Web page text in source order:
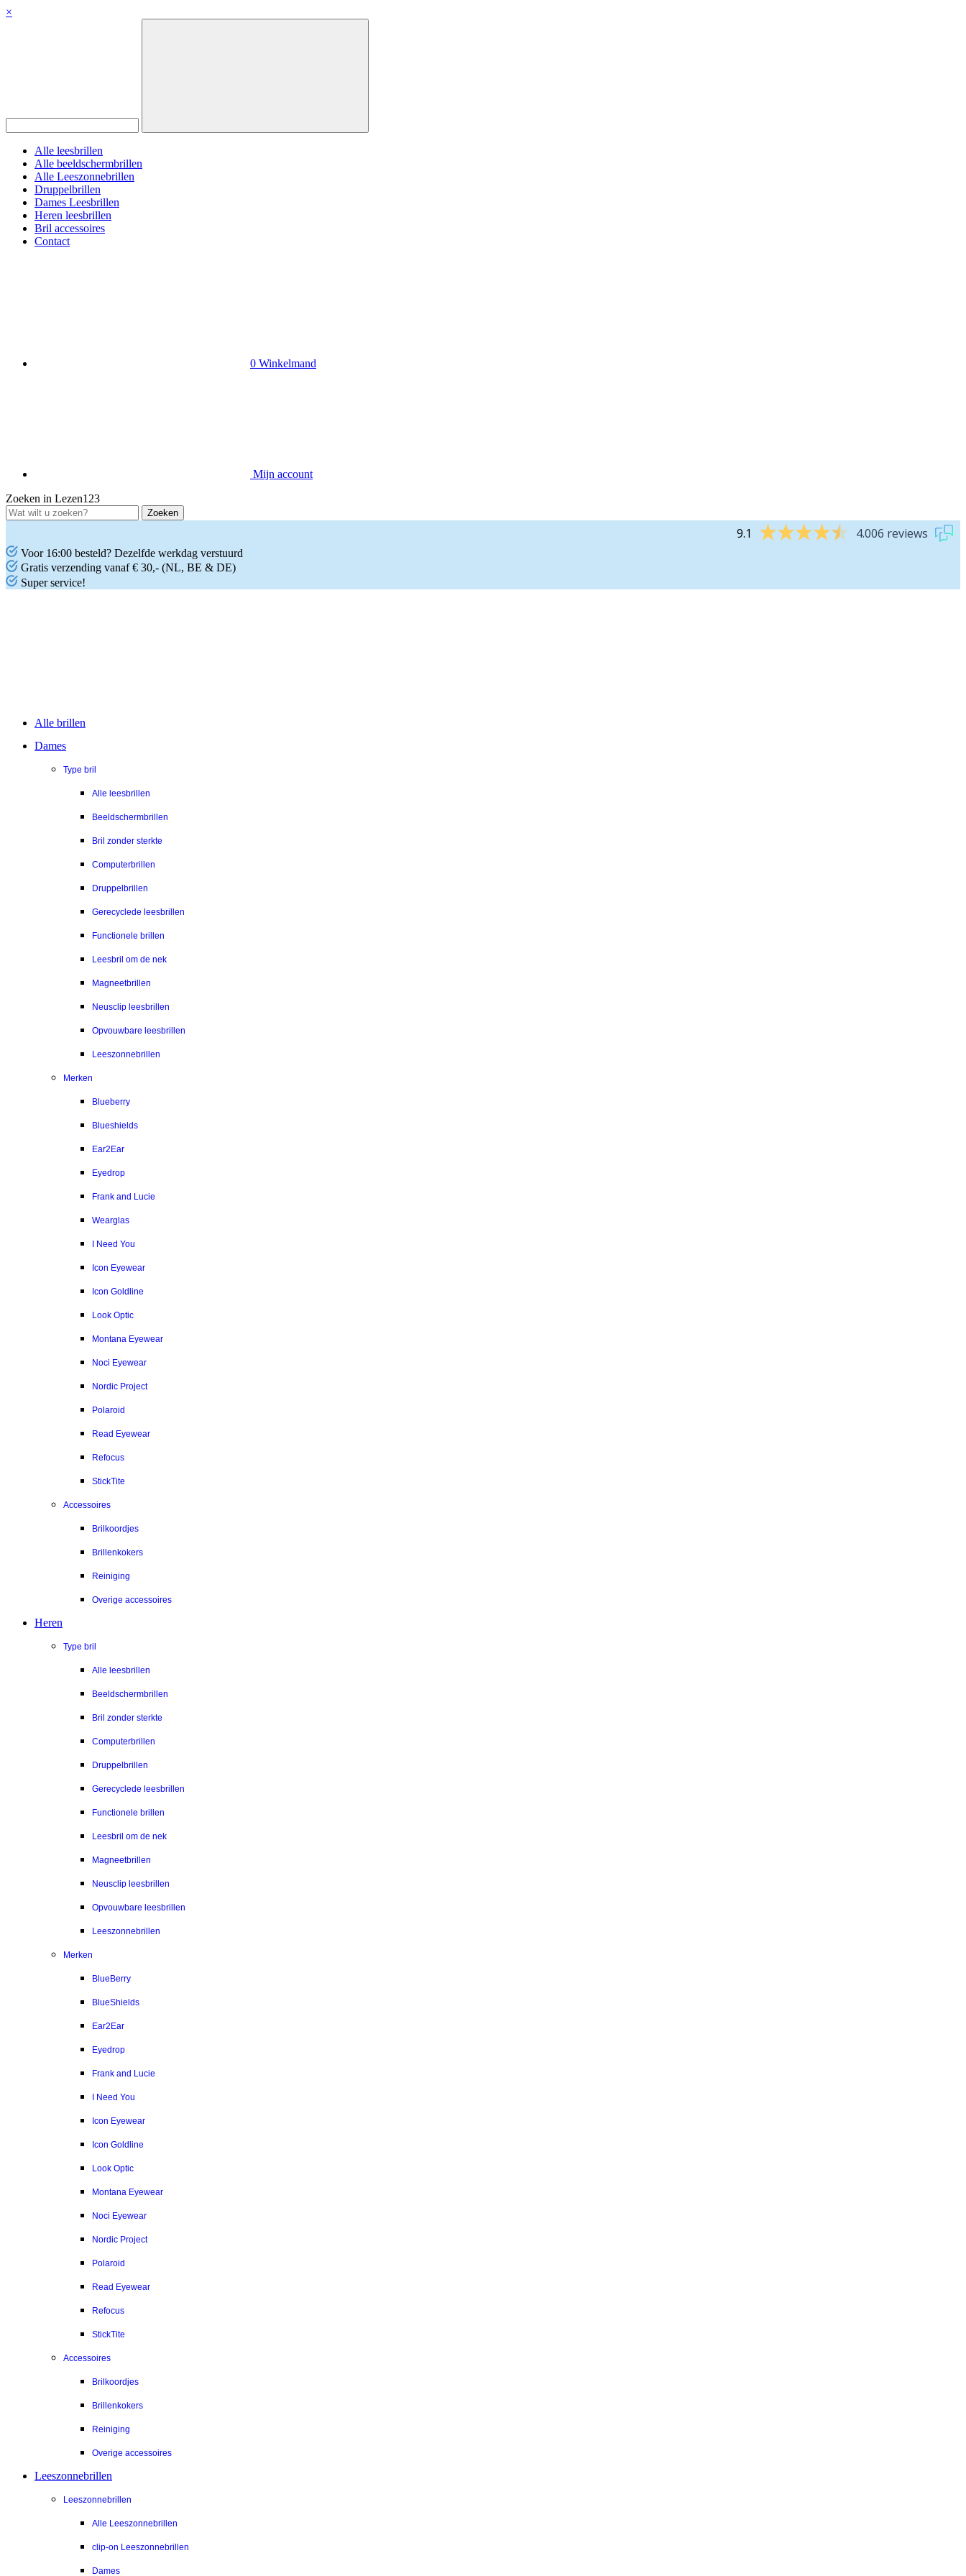
×
Alle leesbrillen
Alle beeldschermbrillen
Alle Leeszonnebrillen
Druppelbrillen
Dames Leesbrillen
Heren leesbrillen
Bril accessoires
Contact
0 Winkelmand
Mijn account
Zoeken in Lezen123
9.1 4.006 reviews
Voor 16:00 besteld? Dezelfde werkdag verstuurd
Gratis verzending vanaf € 30,- (NL, BE & DE)
Super service!
Alle brillen
Dames
Type bril
Alle leesbrillen
Beeldschermbrillen
Bril zonder sterkte
Computerbrillen
Druppelbrillen
Gerecyclede leesbrillen
Functionele brillen
Leesbril om de nek
Magneetbrillen
Neusclip leesbrillen
Opvouwbare leesbrillen
Leeszonnebrillen
Merken
Blueberry
Blueshields
Ear2Ear
Eyedrop
Frank and Lucie
Wearglas
I Need You
Icon Eyewear
Icon Goldline
Look Optic
Montana Eyewear
Noci Eyewear
Nordic Project
Polaroid
Read Eyewear
Refocus
StickTite
Accessoires
Brilkoordjes
Brillenkokers
Reiniging
Overige accessoires
Heren
Type bril
Alle leesbrillen
Beeldschermbrillen
Bril zonder sterkte
Computerbrillen
Druppelbrillen
Gerecyclede leesbrillen
Functionele brillen
Leesbril om de nek
Magneetbrillen
Neusclip leesbrillen
Opvouwbare leesbrillen
Leeszonnebrillen
Merken
BlueBerry
BlueShields
Ear2Ear
Eyedrop
Frank and Lucie
I Need You
Icon Eyewear
Icon Goldline
Look Optic
Montana Eyewear
Noci Eyewear
Nordic Project
Polaroid
Read Eyewear
Refocus
StickTite
Accessoires
Brilkoordjes
Brillenkokers
Reiniging
Overige accessoires
Leeszonnebrillen
Leeszonnebrillen
Alle Leeszonnebrillen
clip-on Leeszonnebrillen
Dames